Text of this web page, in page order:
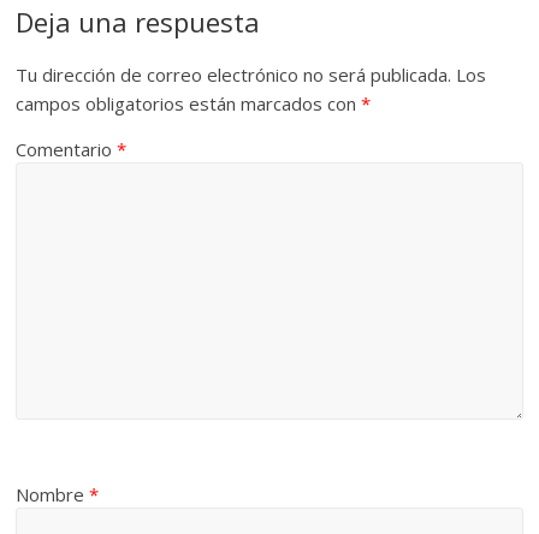
Deja una respuesta
Tu dirección de correo electrónico no será publicada. Los
campos obligatorios están marcados con*
Comentario*
Nombre*